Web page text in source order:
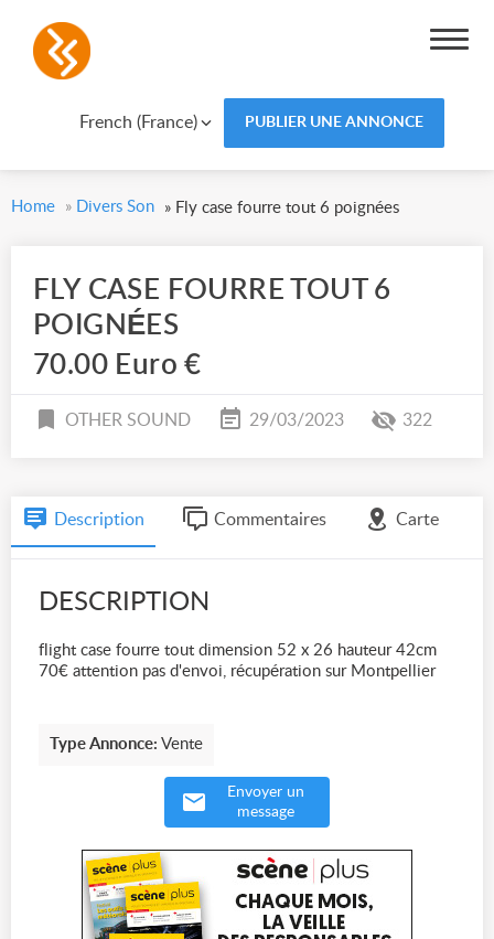
French (France) PUBLIER UNE ANNONCE
Home » Divers Son » Fly case fourre tout 6 poignées
FLY CASE FOURRE TOUT 6
POIGNÉES
70.00 Euro €
OTHER SOUND 29/03/2023 322
Description Commentaires Carte
DESCRIPTION
flight case fourre tout dimension 52 x 26 hauteur 42cm
70€ attention pas d'envoi, récupération sur Montpellier
Type Annonce: Vente
Envoyer un
message